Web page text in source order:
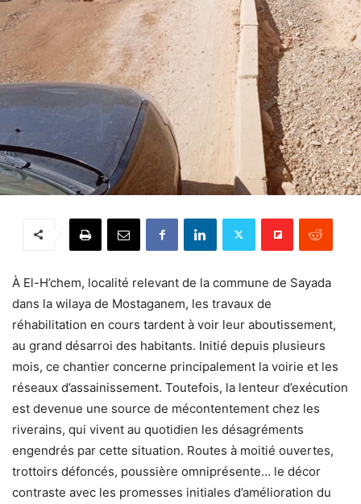
À El-H’chem, localité relevant de la commune de Sayada
dans la wilaya de Mostaganem, les travaux de
réhabilitation en cours tardent à voir leur aboutissement,
au grand désarroi des habitants. Initié depuis plusieurs
mois, ce chantier concerne principalement la voirie et les
réseaux d’assainissement. Toutefois, la lenteur d’exécution
est devenue une source de mécontentement chez les
riverains, qui vivent au quotidien les désagréments
engendrés par cette situation. Routes à moitié ouvertes,
trottoirs défoncés, poussière omniprésente… le décor
contraste avec les promesses initiales d’amélioration du